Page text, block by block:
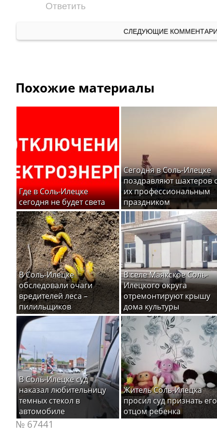
Ответить
СЛЕДУЮЩИЕ
Похожие материалы
Где в Соль-Илецке
сегодня не будет света
Сегодня в Соль-Илецке
поздравляют шахтеров
их профессиональным
праздником
В Соль-Илецке
обследовали очаги
вредителей леса –
пилильщиков
В селе Маякское Соль-
Илецкого округа
отремонтируют крышу
дома культуры
В Соль-Илецке суд
наказал любительницу
темных стекол в
автомобиле
Житель Соль-Илецка
просил суд признать его
отцом ребенка
№ 67441